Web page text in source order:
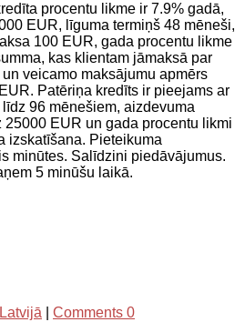
procentu likme ir 7.9% gadā,
EUR, līguma termiņš 48 mēneši,
100 EUR, gada procentu likme
kas klientam jāmaksā par
veicamo maksājumu apmērs
Patēriņa kredīts ir pieejams ar
96 mēnešiem, aizdevuma
EUR un gada procentu likmi
izskatīšana. Pieteikuma
minūtes. Salīdzini piedāvājumus.
5 minūšu laikā.
Comments 0